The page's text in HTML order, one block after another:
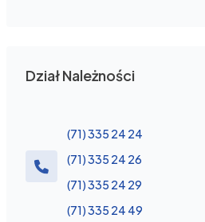
Dział Należności
(71) 335 24 24
(71) 335 24 26
(71) 335 24 29
(71) 335 24 49